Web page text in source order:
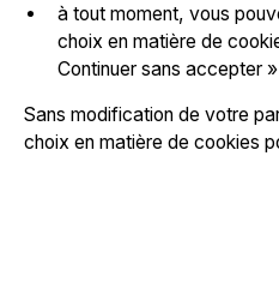
à tout moment, vous
choix en matière de
Continuer sans accepter »
Sans modification de votre
choix en matière de cookies